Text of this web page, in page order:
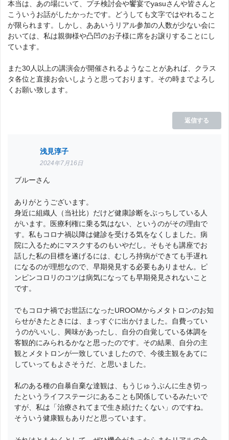
本当は、あの場にいて、プチ検討会や饗宴でyasuさんや皆さんと
こういうお話がしたかったです。どうしても文字ではやれること
が限られます。しかし、ああいうリアル参加の人数が少ない会に
おいては、私は親御様や凸凹のお子様に席をお譲りすることにし
ています。
また30人以上の講演会が開催されるようなことがあれば、クラス
タ各位と直接お会いしようと思っております。その時までよろし
くお願い致します。
返信する
浅見淳子
2024年7月16日
ブルーさん
ありがとうございます。
身近に組織人（当社比）だけど健康診断をぶっちしている人
がいます。医療利権に乗る気はない、というのがその理由で
す。私もコロナ禍以降は健診を受ける気をなくしました。病
院に入るためにマスクするのもいやだし。そもそも講座でお
話した私の目標を遂げるには、むしろ持病ができても手遅れ
になるのが理想なので、早期発見する必要もありません。ピ
ンピンコロリのコツは病気になっても早期発見されないこと
です。
でもコロナ禍でお世話になったUROOMからメタトロンのお知
らせがきたときには、まっすぐに出かけました。自費ってい
うのがいいし、興味があったし、自分の自覚している体調を
客観的にみられるかなと思ったのです。その結果、自分の主
観とメタトロンが一致していましたので、今後主観をあてに
していってもよさそうだ、と思いました。
私のある種の自暴自棄な達観は、もうじゅうぶんに生き切っ
たというライフステージにあることも関係しているみたいで
すが、私は「治療されてまで生き続けたくない」のですね。
そういう健康観もありだと思っています。